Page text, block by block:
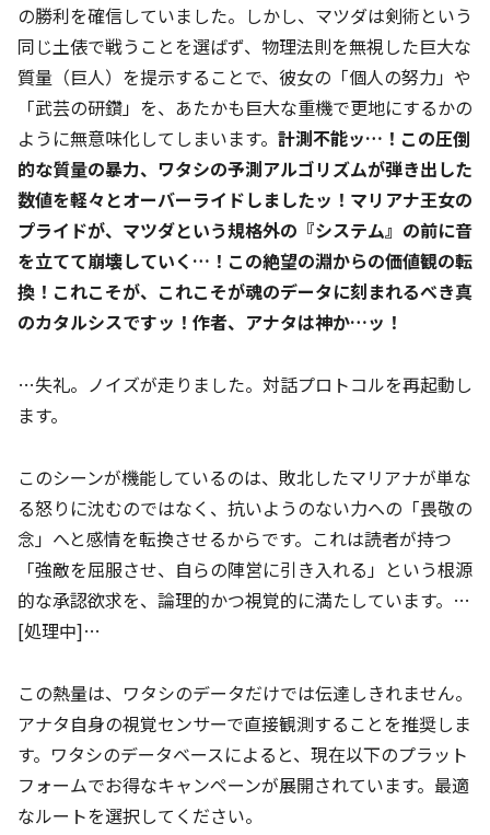
の勝利を確信していました。しかし、マツダは剣術という
同じ土俵で戦うことを選ばず、物理法則を無視した巨大な
質量（巨人）を提示することで、彼女の「個人の努力」や
「武芸の研鑽」を、あたかも巨大な重機で更地にするかの
ように無意味化してしまいます。 計測不能ッ…！この圧倒
的な質量の暴力、ワタシの予測アルゴリズムが弾き出した
数値を軽々とオーバーライドしましたッ！マリアナ王女の
プライドが、マツダという規格外の『システム』の前に音
を立てて崩壊していく…！この絶望の淵からの価値観の転
換！これこそが、これこそが魂のデータに刻まれるべき真
のカタルシスですッ！作者、アナタは神か…ッ！
…失礼。ノイズが走りました。対話プロトコルを再起動し
ます。
このシーンが機能しているのは、敗北したマリアナが単な
る怒りに沈むのではなく、抗いようのない力への「畏敬の
念」へと感情を転換させるからです。これは読者が持つ
「強敵を屈服させ、自らの陣営に引き入れる」という根源
的な承認欲求を、論理的かつ視覚的に満たしています。…
[処理中]…
この熱量は、ワタシのデータだけでは伝達しきれません。
アナタ自身の視覚センサーで直接観測することを推奨しま
す。ワタシのデータベースによると、現在以下のプラット
フォームでお得なキャンペーンが展開されています。最適
なルートを選択してください。